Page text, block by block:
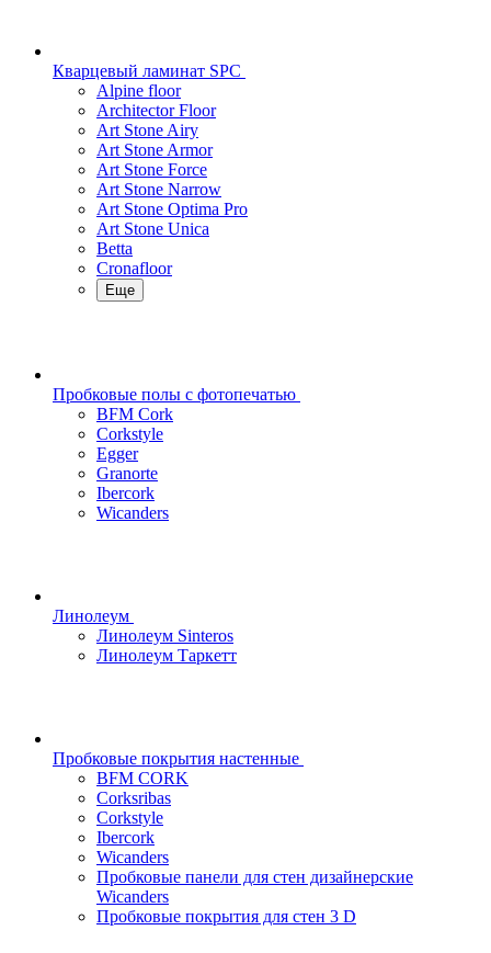
Кварцевый ламинат SPC
Alpine floor
Architector Floor
Art Stone Airy
Art Stone Armor
Art Stone Force
Art Stone Narrow
Art Stone Optima Pro
Art Stone Unica
Betta
Cronafloor
Еще
Пробковые полы с фотопечатью
BFM Cork
Corkstyle
Egger
Granorte
Ibercork
Wicanders
Линолеум
Линолеум Sinteros
Линолеум Таркетт
Пробковые покрытия настенные
BFM CORK
Corksribas
Corkstyle
Ibercork
Wicanders
Пробковые панели для стен дизайнерские
Wicanders
Пробковые покрытия для стен 3 D